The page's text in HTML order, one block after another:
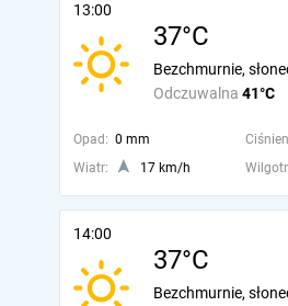
13:00
37°C
Odczuwalna 41°C
Bezchmurnie,
Opad: 0 mm
Wiatr:
17 km/h
14:00
37°C
Bezchmurnie,